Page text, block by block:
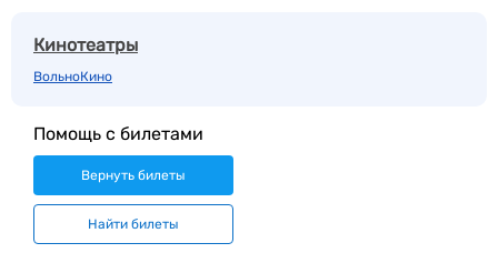
Кинотеатры
ВольноКино
Помощь с билетами
Вернуть билеты
Найти билеты